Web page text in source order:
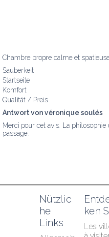
Chambre propre calme et
Sauberkeit
Startseite
Komfort
Qualität / Preis
Antwort von véronique soulés
Merci pour cet avis. La
passage.
Nützlic
he
Links
ken
Les